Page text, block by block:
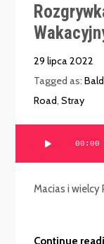
29 lipca 2022
Tagged as:
Road,Stray
00:00
Macias i wielcy
Continue